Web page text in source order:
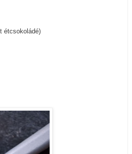
étcsokoládé)